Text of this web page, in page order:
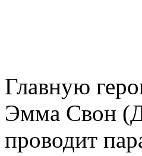
Главную
Эмма Свон
проводит